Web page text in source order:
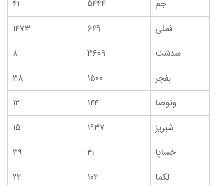
جم
۵۴۴۴
۴۱
فملی
۶۴۹
۱۴۷۳
سدشت
۳۶۰۹
۸
بفجر
۱۵۰۰
۳۸
وتوصا
۱۴۴
۱۲
شبریز
۱۹۳۷
۱۵
خساپا
۴۱
۳۹
لکما
۱۰۲
۲۲